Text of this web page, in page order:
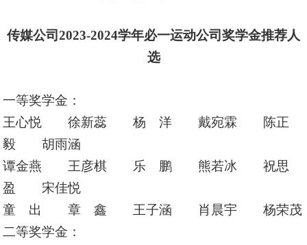
传媒公司2023-2024学年必一运动公司奖学金推荐人
选
一等奖学金：
王心悦 徐新蕊 杨 洋 戴宛霖 陈正
毅 胡雨涵
谭金燕 王彦棋 乐 鹏 熊若冰 祝思
盈 宋佳悦
童 出 章 鑫 王子涵 肖晨宇 杨荣茂
二等奖学金：